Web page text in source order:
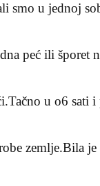
smo u jednoj
peć ili šporet
u o6 sati i
zemlje.Bila je